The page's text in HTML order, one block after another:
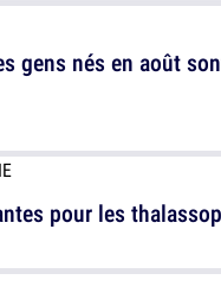
gens nés en août
pour les